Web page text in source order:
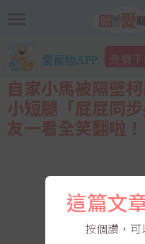
愛寵物APP 免費下
自家小馬被隔壁
小短腿「屁屁同
友一看全笑翻啦！
這篇文
按個讚，